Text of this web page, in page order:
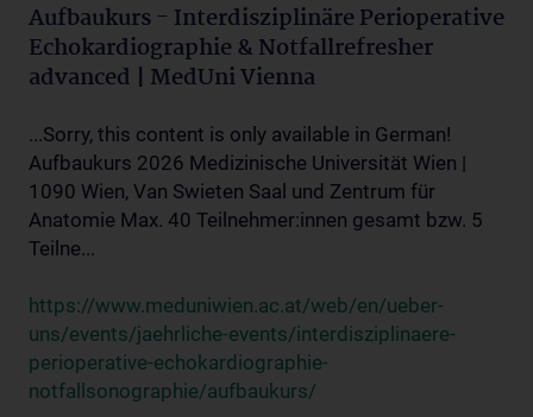
Aufbaukurs - Interdisziplinäre Perioperative
Echokardiographie & Notfallrefresher
advanced | MedUni Vienna
...Sorry, this content is only available in German!
Aufbaukurs 2026 Medizinische Universität Wien |
1090 Wien, Van Swieten Saal und Zentrum für
Anatomie Max. 40 Teilnehmer:innen gesamt bzw. 5
Teilne...
https://www.meduniwien.ac.at/web/en/ueber-
uns/events/jaehrliche-events/interdisziplinaere-
perioperative-echokardiographie-
notfallsonographie/aufbaukurs/